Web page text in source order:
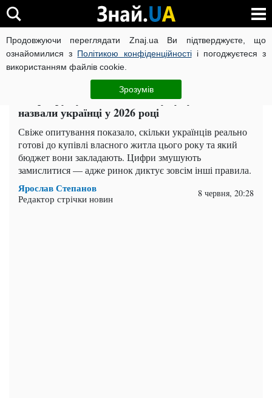
Продовжуючи переглядати Znaj.ua Ви підтверджуєте, що
ознайомилися з Політикою конфіденційностіі погоджуєтеся з
використанням файлів cookie.
Зрозумів
ВІЙНА РОСІЇ ПРОТИ УКРАЇНИ КОРОНАВІРУС В УКРАЇНІ
ЧИТАТЬ НА РУССКОМ
Квартиру куплять не всі: яку суму на житло
назвали українці у 2026 році
Свіже опитування показало, скільки українців реально
готові до купівлі власного житла цього року та який
бюджет вони закладають. Цифри змушують
замислитися — адже ринок диктує зовсім інші правила.
Ярослав Степанов
Редактор стрічки новин 8 червня, 20:28